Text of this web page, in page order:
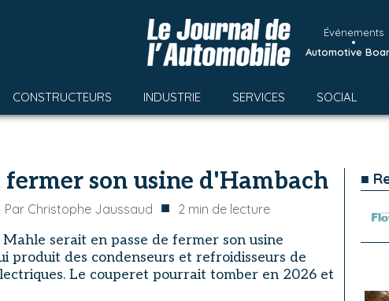
Événements
•
Automotive
CONSTRUCTEURS INDUSTRIE SERVICES SOCIAL
son usine d'Hambach
Par Christophe Jaussaud ■ 2 min de lecture
serait en passe de fermer son usine
produit des condenseurs et refroidisseurs de
Le couperet pourrait tomber en 2026 et
■